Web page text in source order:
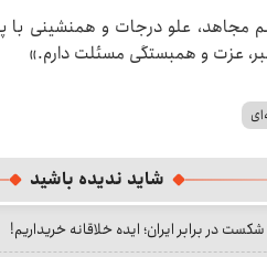
مجاهد، علو درجات و همنشینی با
صبر، عزت و همبستگی مسئلت دارم.»
شاید ندیده باشید
در برابر ایران؛ ایده خلاقانه خریداریم!